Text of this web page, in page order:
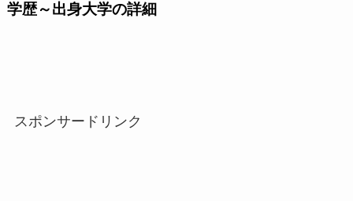
学歴～出身大学の詳細
スポンサードリンク